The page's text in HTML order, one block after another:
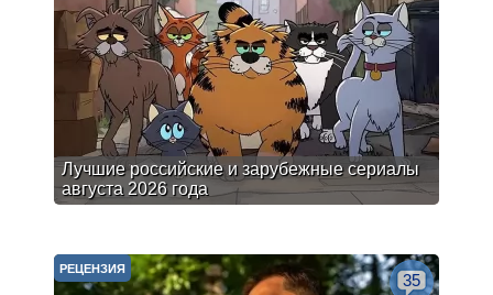
Лучшие российские и зарубежные сериалы
августа 2026 года
РЕЦЕНЗИЯ
35